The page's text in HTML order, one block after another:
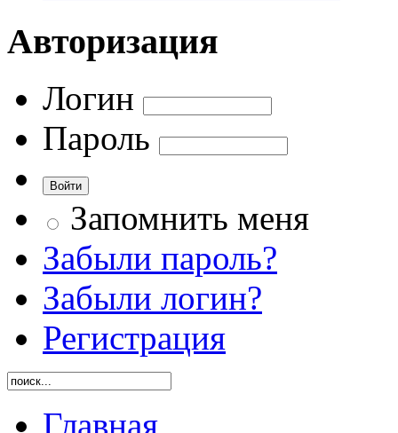
Авторизация
Логин
Пароль
Запомнить меня
Забыли пароль?
Забыли логин?
Регистрация
Главная